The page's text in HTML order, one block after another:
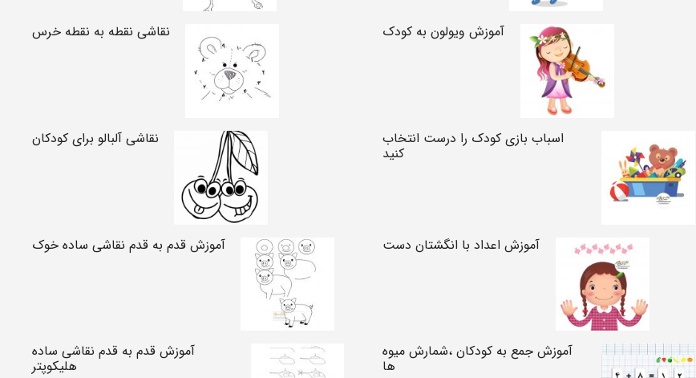
آموزش ویولون به کودک
اسباب بازی کودک را درست انتخاب
کنید
آموزش اعداد با انگشتان دست
آموزش جمع به کودکان ،شمارش میوه
ها
نقاشی نقطه به نقطه خرس
نقاشی آلبالو برای کودکان
آموزش قدم به قدم نقاشی ساده خوک
آموزش قدم به قدم نقاشی ساده
هلیکوپتر